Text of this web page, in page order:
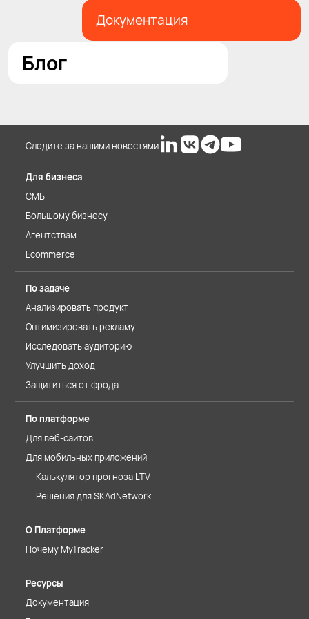
Документация
Блог
Следите за нашими новостями
Для бизнеса
СМБ
Большому бизнесу
Агентствам
Ecommerce
По задаче
Анализировать продукт
Оптимизировать рекламу
Исследовать аудиторию
Улучшить доход
Защититься от фрода
По платформе
Для веб-сайтов
Для мобильных приложений
Калькулятор прогноза LTV
Решения для SKAdNetwork
О Платформе
Почему MyTracker
Ресурсы
Документация